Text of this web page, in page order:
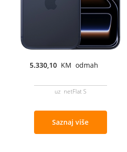
5.330,10 KM odmah
uz netFlat S
Saznaj više